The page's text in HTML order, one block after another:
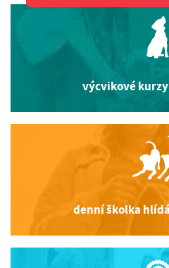
výcvikové
denní školka